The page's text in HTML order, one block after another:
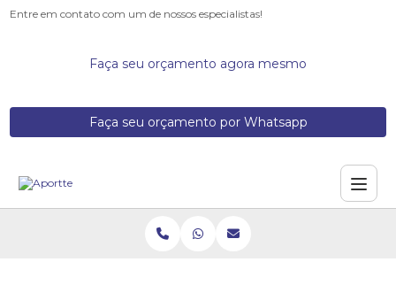
Entre em contato com um de nossos especialistas!
Faça seu orçamento agora mesmo
Faça seu orçamento por Whatsapp